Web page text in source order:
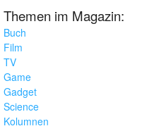
Themen im Magazin:
Buch
Film
TV
Game
Gadget
Science
Kolumnen